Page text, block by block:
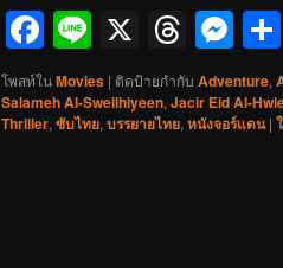
Facebook
Line
X
โพสท์ในMovies | ติดป้ายกำกับ Adventure,
Salameh Al-Sweilhiyeen, Jacir Eid Al-
Thriller, ซับไทย, บรรยายไทย, หนังจอร์แดน |